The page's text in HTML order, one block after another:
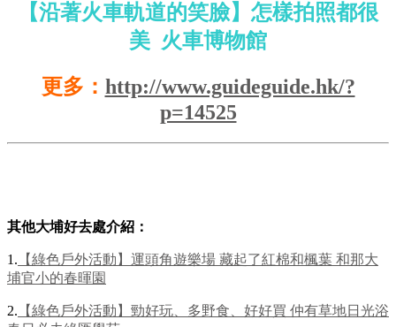
【沿著火車軌道的笑臉】怎樣拍照都很
美 火車博物館
更多： http://www.guideguide.hk/?
p=14525
其他大埔好去處介紹：
1. 【綠色戶外活動】運頭角遊樂場 藏起了紅棉和楓葉 和那大
埔官小的春暉園
2. 【綠色戶外活動】勁好玩、多野食、好好買 仲有草地日光浴